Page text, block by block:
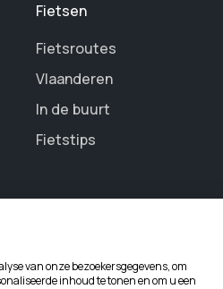
Fietsen
Fietsroutes
Vlaanderen
In de buurt
Fietstips
van onze bezoekersgegevens, om
inhoud te tonen en om u een